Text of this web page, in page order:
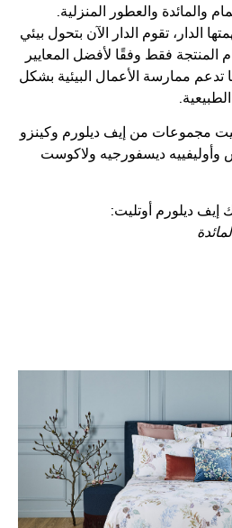
والعطور المنزلية.
تقوم الدار الآن بتحول بيئي
فقط وفقًا لأفضل المعايير
الأعمال البيئية بشكل
من إيف ديلورم وكينزو
ديسفورجيه ولاكوست
أوتليت: